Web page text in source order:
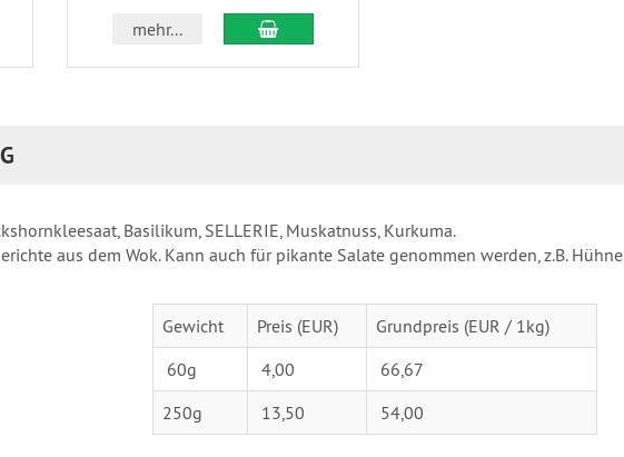
mehr... In den Warenkorb
Basilikum, SELLERIE, Muskatnuss, Kurkuma.
aus dem Wok. Kann auch für pikante Salate genommen werden, z.B.
Gewicht Preis (EUR)
Grundpreis (EUR / 1kg)
60g
4,00
66,67
250g
13,50 54,00